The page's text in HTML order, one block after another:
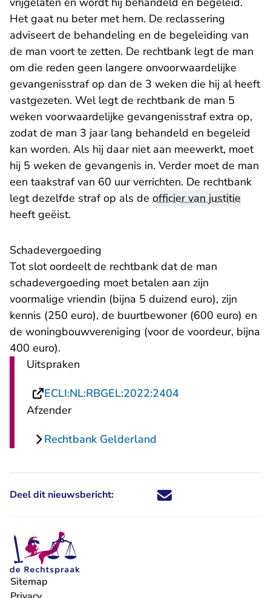
Het gaat nu beter met hem. De reclassering
adviseert de behandeling en de begeleiding van
de man voort te zetten. De rechtbank legt de man
om die reden geen langere onvoorwaardelijke
gevangenisstraf op dan de 3 weken die hij al heeft
vastgezeten. Wel legt de rechtbank de man 5
weken voorwaardelijke gevangenisstraf extra op,
zodat de man 3 jaar lang behandeld en begeleid
kan worden. Als hij daar niet aan meewerkt, moet
hij 5 weken de gevangenis in. Verder moet de man
een taakstraf van 60 uur verrichten. De rechtbank
legt dezelfde straf op als de officier van justitie
heeft geëist.
Schadevergoeding
Tot slot oordeelt de rechtbank dat de man
schadevergoeding moet betalen aan zijn
voormalige vriendin (bijna 5 duizend euro), zijn
kennis (250 euro), de buurtbewoner (600 euro) en
de woningbouwvereniging (voor de voordeur, bijna
400 euro).
Uitspraken
ECLI:NL:RBGEL:2022:2404- U verlaat
Afzender
Rechtbank Gelderland
Deel dit nieuwsbericht: Deel dit nieuwsbericht via X -
Deel dit nieuwsbericht via
Deel dit nieuwsbericht
Deel dit
Sitemap